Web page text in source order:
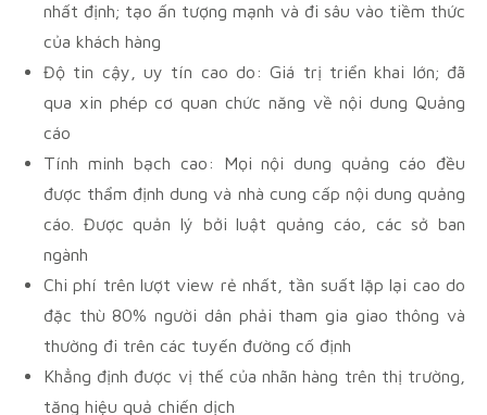
nhất định; tạo ấn tượng mạnh và đi sâu vào tiềm thức
của khách hàng
Độ tin cậy, uy tín cao do: Giá trị triển khai lớn; đã
qua xin phép cơ quan chức năng về nội dung Quảng
cáo
Tính minh bạch cao: Mọi nội dung quảng cáo đều
được thẩm định dung và nhà cung cấp nội dung quảng
cáo. Được quản lý bởi luật quảng cáo, các sở ban
ngành
Chi phí trên lượt view rẻ nhất, tần suất lặp lại cao do
đặc thù 80% người dân phải tham gia giao thông và
thường đi trên các tuyến đường cố định
Khẳng định được vị thế của nhãn hàng trên thị trường,
tăng hiệu quả chiến dịch